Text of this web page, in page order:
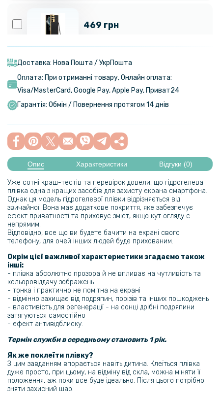
469 грн
Чохол GKK Leather Soft Shell для Samsung S23 Ultra
535 грн
629 грн
Чохол - накладка Magsafe Magnetic Ring для Samsung Galaxy S23
Ultra з магнітним кільцем
239 грн
329 грн
Чохол-накладка Armor Case with Card Slot для Samsung Galaxy
S23 Ultra
144 грн
169 грн
Захисна рамка зі склом на задню камеру Tempered Glass для
Samsung Galaxy S23 Ultra
144 грн
169 грн
Захисне скло з рамкою CD Pattern на задню камеру Samsung
Galaxy S23 Ultra
Протиударна гідрогелева плівка Hydrogel Film для Samsung Galaxy
Watch Ultra 6шт, Transparent
Доставка: Нова Пошта / УкрПошта
Оплата: При отриманні товару, Онлайн оплата:
Visa/MasterСard, Google Pay, Apple Pay, Приват24
Гарантія: Обмін / Повернення протягом 14 днів
Опис Характеристики Відгуки (0)
Уже сотні краш-тестів та перевірок довели, що гідрогелева
плівка одна з кращих засобів для захисту екрана смартфона.
Однак ця модель гідрогелевої плівки відрізняється від
звичайної. Вона має додаткове покриття, яке забезпечує
ефект приватності та приховує зміст, якщо кут огляду є
непрямим.
Відповідно, все що ви будете бачити на екрані свого
телефону, для очей інших людей буде прихованим.
Окрім цієї важливої характеристики згадаємо також
інші:
- плівка абсолютно прозора й не впливає на чутливість та
кольоровіддачу зображень
- тонка і практично не помітна на екрані
- відмінно захищає від подряпин, порізів та інших пошкоджень
- властивість для регенерації - на сонці дрібні подряпини
затягуються самостійно
- ефект антивідблиску.
Термін служби в середньому становить 1 рік.
Як же поклеїти плівку?
З цим завданням впорається навіть дитина. Клеїться плівка
дуже просто, при цьому, на відміну від скла, можна міняти її
положення, аж поки все буде ідеально. Після цього потрібно
зняти захисний шар.